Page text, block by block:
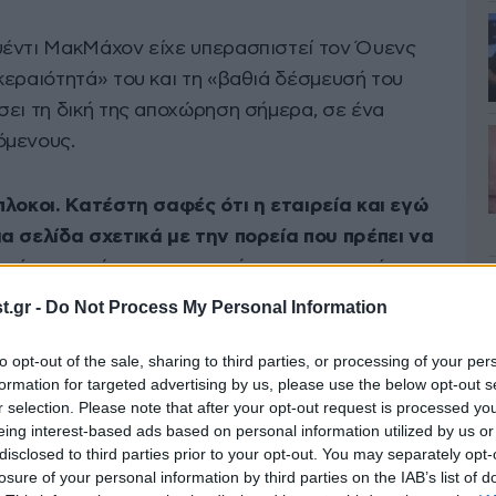
- Do Not Process My Personal Information
opt-out of the sale, sharing to third parties, or processing of your
for targeted advertising by us, please use the below opt-out
selection. Please note that after your opt-out request is processed
interest-based ads based on personal information utilized by us
to third parties prior to your opt-out. You may separately
of your personal information by third parties on the IAB’s list of
ΜακΜάχον είχε υπερασπιστεί τον Όυενς
του και τη «βαθιά δέσμευσή του
τη δική της αποχώρηση σήμερα, σε ένα
Κατέστη σαφές ότι η εταιρεία και εγώ
σελίδα σχετικά με την πορεία που πρέπει να
για εμένα να προχωρήσω και για αυτόν τον
διοίκηση», δήλωσε η ΜακΜάχον σε ένα
γνώση του Γαλλικού Πρακτορείου Ειδήσεων.
CBS News, ο γενικός διευθυντής της
αυτήν την παραίτηση, ενώ ευχαρίστησε τη
της αυτά «τα τελευταία τέσσερα χρόνια», η
τη μετάδοση των περιεχομένων του